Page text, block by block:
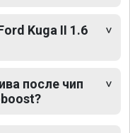
Kuga II 1.6
после чип